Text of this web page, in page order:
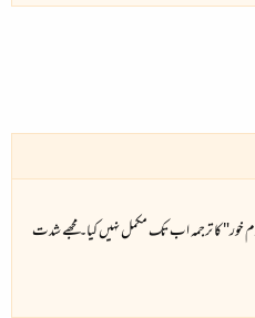
کا ترجمہ اب تک مکمل نہیں کیا۔ مجھے شدت